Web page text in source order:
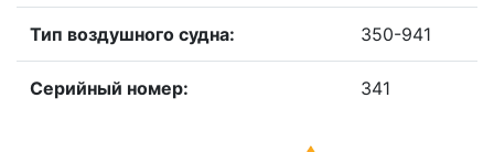
Тип воздушного судна: 350-941
Серийный номер: 341